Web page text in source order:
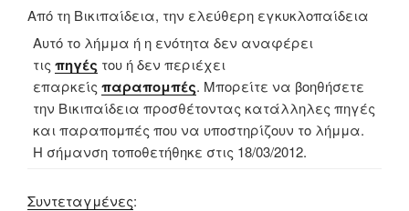
Από τη Βικιπαίδεια, την ελεύθερη εγκυκλοπαίδεια
Αυτό το λήμμα ή η ενότητα δεν αναφέρει
τις πηγές του ή δεν περιέχει
επαρκείς παραπομπές. Μπορείτε να βοηθήσετε
την Βικιπαίδεια προσθέτοντας κατάλληλες πηγές
και παραπομπές που να υποστηρίζουν το λήμμα.
Η σήμανση τοποθετήθηκε στις 18/03/2012.
Συντεταγμένες: